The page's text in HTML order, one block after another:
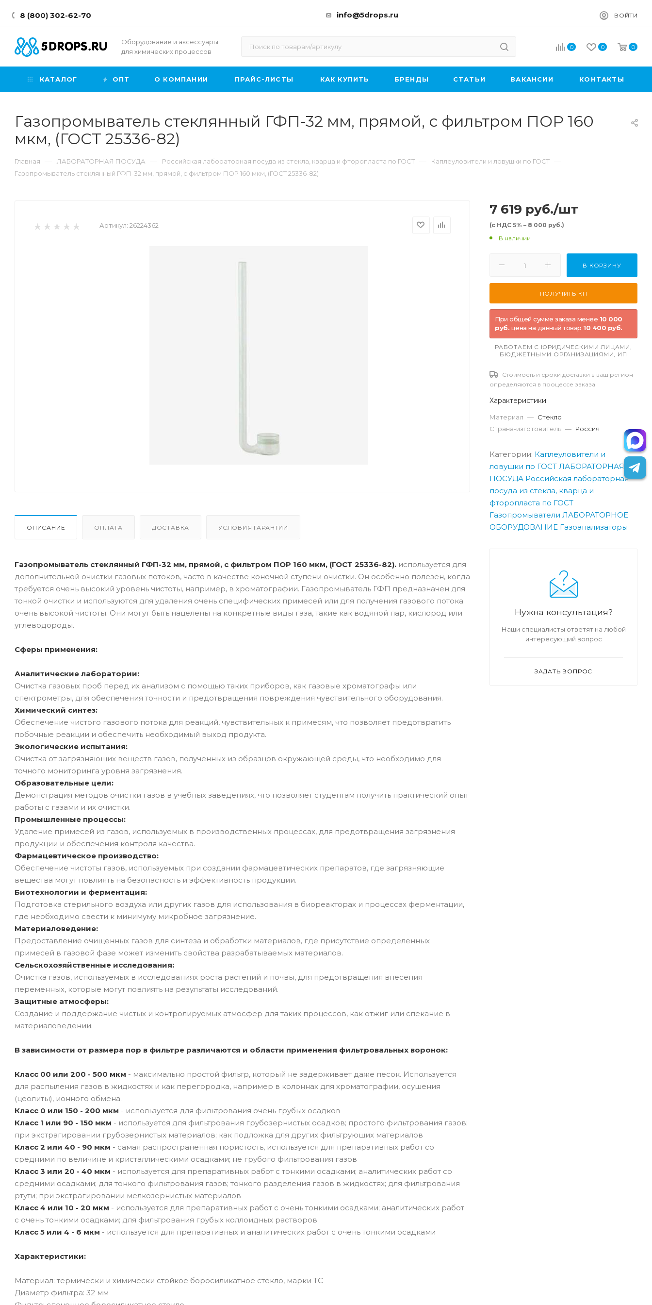
8 (800) 302-62-70 ВОЙТИ
info@5drops.ru
Оборудование и аксессуары
для химических процессов
0 0 0
КАТАЛОГ ОПТ О КОМПАНИИ ПРАЙС-ЛИСТЫ КАК КУПИТЬ БРЕНДЫ CТАТЬИ ВАКАНСИИ КОНТАКТЫ
Газопромыватель стеклянный ГФП-32 мм, прямой, с фильтром ПОР 160
мкм, (ГОСТ 25336-82)
Главная — ЛАБОРАТОРНАЯ ПОСУДА — Российская лабораторная посуда из стекла, кварца и фторопласта по ГОСТ — Каплеуловители и ловушки по ГОСТ —
Газопромыватель стеклянный ГФП-32 мм, прямой, с фильтром ПОР 160 мкм, (ГОСТ 25336-82)
Артикул: 26224362
ОПИСАНИЕ ОПЛАТА ДОСТАВКА УСЛОВИЯ ГАРАНТИИ
Газопромыватель стеклянный ГФП-32 мм, прямой, с фильтром ПОР 160 мкм, (ГОСТ 25336-82). используется для
дополнительной очистки газовых потоков, часто в качестве конечной ступени очистки. Он особенно полезен, когда
требуется очень высокий уровень чистоты, например, в хроматографии. Газопромыватель ГФП предназначен для
тонкой очистки и используются для удаления очень специфических примесей или для получения газового потока
очень высокой чистоты. Они могут быть нацелены на конкретные виды газа, такие как водяной пар, кислород или
углеводороды.
Сферы применения:
Аналитические лаборатории:
Очистка газовых проб перед их анализом с помощью таких приборов, как газовые хроматографы или
спектрометры, для обеспечения точности и предотвращения повреждения чувствительного оборудования.
Химический синтез:
Обеспечение чистого газового потока для реакций, чувствительных к примесям, что позволяет предотвратить
побочные реакции и обеспечить необходимый выход продукта.
Экологические испытания:
Очистка от загрязняющих веществ газов, полученных из образцов окружающей среды, что необходимо для
точного мониторинга уровня загрязнения.
Образовательные цели:
Демонстрация методов очистки газов в учебных заведениях, что позволяет студентам получить практический опыт
работы с газами и их очистки.
Промышленные процессы:
Удаление примесей из газов, используемых в производственных процессах, для предотвращения загрязнения
продукции и обеспечения контроля качества.
Фармацевтическое производство:
Обеспечение чистоты газов, используемых при создании фармацевтических препаратов, где загрязняющие
вещества могут повлиять на безопасность и эффективность продукции.
Биотехнологии и ферментация:
Подготовка стерильного воздуха или других газов для использования в биореакторах и процессах ферментации,
где необходимо свести к минимуму микробное загрязнение.
Материаловедение:
Предоставление очищенных газов для синтеза и обработки материалов, где присутствие определенных
примесей в газовой фазе может изменить свойства разрабатываемых материалов.
Сельскохозяйственные исследования:
Очистка газов, используемых в исследованиях роста растений и почвы, для предотвращения внесения
переменных, которые могут повлиять на результаты исследований.
Защитные атмосферы:
Создание и поддержание чистых и контролируемых атмосфер для таких процессов, как отжиг или спекание в
материаловедении.
В зависимости от размера пор в фильтре различаются и области применения фильтровальных воронок:
Класс 00 или 200 - 500 мкм - максимально простой фильтр, который не задерживает даже песок. Используется
для распыления газов в жидкостях и как перегородка, например в колоннах для хроматографии, осушения
(цеолиты), ионного обмена.
Класс 0 или 150 - 200 мкм - используется для фильтрования очень грубых осадков
Класс 1 или 90 - 150 мкм - используется для фильтрования грубозернистых осадков; простого фильтрования газов;
при экстрагировании грубозернистых материалов; как подложка для других фильтрующих материалов
Класс 2 или 40 - 90 мкм - самая распространенная пористость, используется для препаративных работ со
средними по величине и кристаллическими осадками; не грубого фильтрования газов
Класс 3 или 20 - 40 мкм - используется для препаративных работ с тонкими осадками; аналитических работ со
средними осадками; для тонкого фильтрования газов; тонкого разделения газов в жидкостях; для фильтрования
ртути; при экстрагировании мелкозернистых материалов
Класс 4 или 10 - 20 мкм - используется для препаративных работ с очень тонкими осадками; аналитических работ
с очень тонкими осадками; для фильтрования грубых коллоидных растворов
Класс 5 или 4 - 6 мкм - используется для препаративных и аналитических работ с очень тонкими осадками
Характеристики:
Материал: термически и химически стойкое боросиликатное стекло, марки ТС
Диаметр фильтра: 32 мм
7 619 руб./шт
(с НДС 5% – 8 000 руб.)
В наличии
В КОРЗИНУ
При общей сумме заказа менее 10 000
руб. цена на данный товар 10 400 руб.
РАБОТАЕМ С ЮРИДИЧЕСКИМИ ЛИЦАМИ,
БЮДЖЕТНЫМИ ОРГАНИЗАЦИЯМИ, ИП
Стоимость и сроки доставки в ваш регион
определяются в процессе заказа
Характеристики
Материал — Стекло
Страна-изготовитель — Россия
Категории: Каплеуловители и
ловушки по ГОСТ ЛАБОРАТОРНАЯ
ПОСУДА Российская лабораторная
посуда из стекла, кварца и
фторопласта по ГОСТ
Газопромыватели ЛАБОРАТОРНОЕ
ОБОРУДОВАНИЕ Газоанализаторы
Нужна консультация?
Наши специалисты ответят на любой
интересующий вопрос
ЗАДАТЬ ВОПРОС